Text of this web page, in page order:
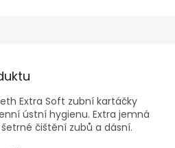
Extra Soft zubní kartáčky
ústní hygienu. Extra jemná
čištění zubů a dásní.